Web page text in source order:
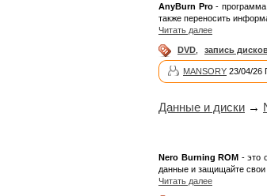
AnyBurn Pro- программа
также переносить
Читать далее
DVD запись
MANSORY 23/04/26
Данные и диски →
Nero Burning ROM - это
данные и защищайте свои
Читать далее